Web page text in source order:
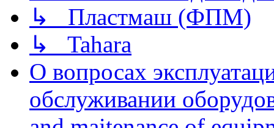
↳ Пластмаш (ФПМ)
↳ Tahara
О вопросах
обслуживании